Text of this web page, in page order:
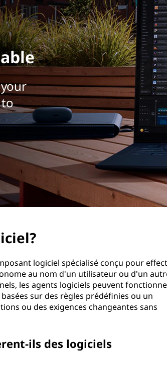
logiciel spécialisé conçu pour
au nom d'un utilisateur ou d'un
les agents logiciels peuvent
sur des règles prédéfinies ou un
ou des exigences changeantes sans
ils des logiciels